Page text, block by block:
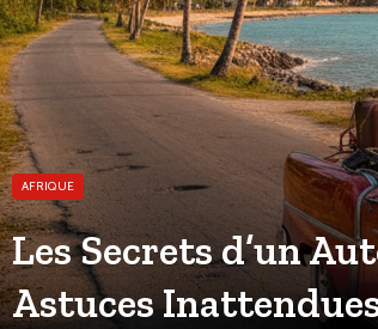
AFRIQUE
Les Secrets d’un
Astuces